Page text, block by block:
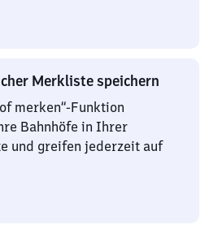
Merkliste speichern
merken“-Funktion
Bahnhöfe in Ihrer
und greifen jederzeit auf